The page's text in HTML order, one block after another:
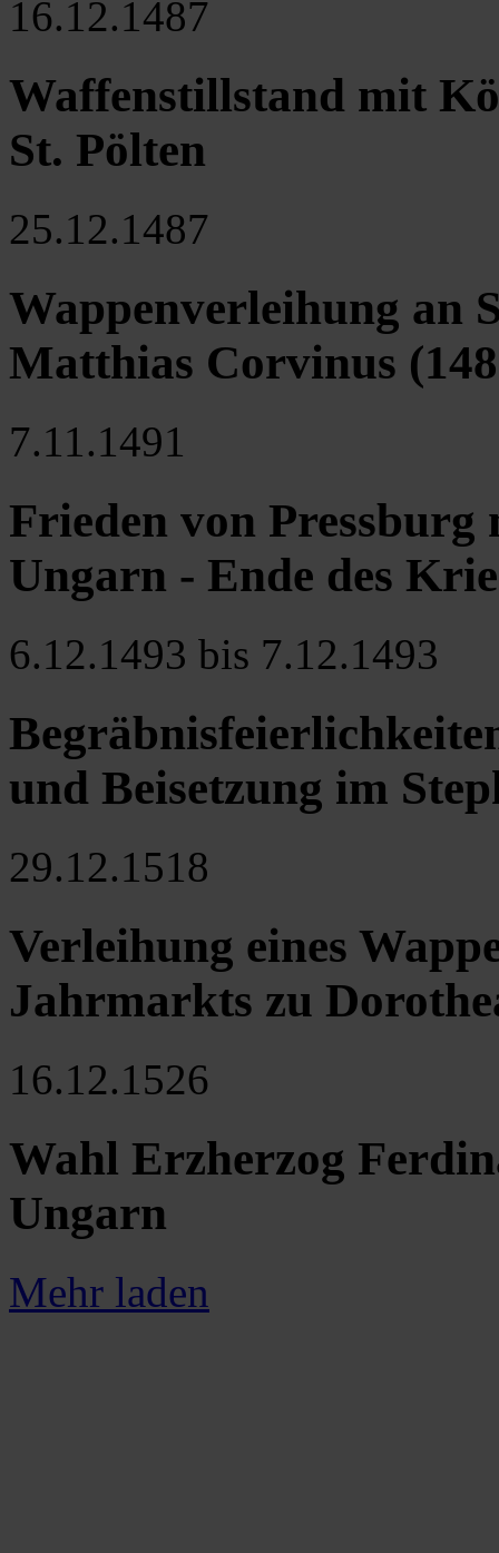
16.12.1487
Waffenstillstand mit
St. Pölten
25.12.1487
Wappenverleihung an
Matthias Corvinus
7.11.1491
Frieden von
Ungarn - Ende des
6.12.1493 bis 7.12.1493
und Beisetzung im
29.12.1518
Verleihung eines
Jahrmarkts zu
16.12.1526
Wahl Erzherzog
Ungarn
Mehr laden